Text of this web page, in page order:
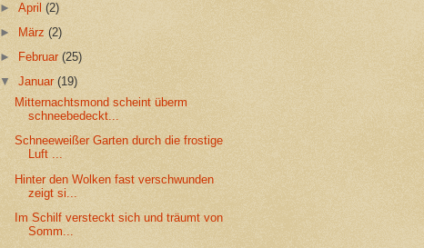
►April(2)
►
März(2)
►
Februar(25)
▼Januar(19)
Mitternachtsmond scheint überm
schneebedeckt...
Schneeweißer Garten durch die frostige
Luft ...
Hinter den Wolken fast verschwunden
zeigt si...
Im Schilf versteckt sich und träumt von
Somm...